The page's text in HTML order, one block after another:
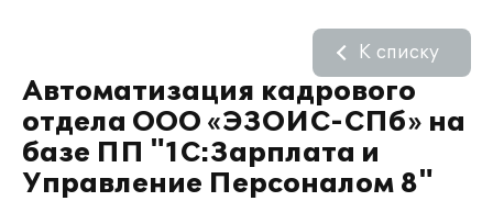
Автоматизация кадрового
отдела ООО «ЭЗОИС-СПб» на
базе ПП "1С:Зарплата и
Управление Персоналом 8"
К списку